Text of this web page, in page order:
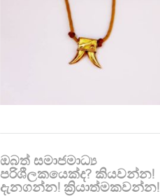
ඔබත් සමාජමාධ්‍ය
පරිශීලකයෙක්ද? කියවන්න!
දැනගන්න! ක්‍රියාත්මකවන්න!